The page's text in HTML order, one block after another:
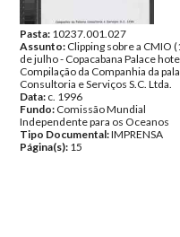
Pasta: 10237.001.027
Assunto: Clipping sobre a CMIO
de julho - Copacabana Palace
Compilação da Companhia da
Consultoria e Serviços S.C. Ltda.
Data: c. 1996
Fundo: Comissão Mundial
Independente para os Oceanos
Tipo Documental:IMPRENSA
Página(s): 15